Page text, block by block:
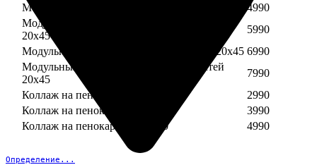
Определение...
Модульный пенокартон из пяти частей 20х45
4990
Модульный пенокартон из шести частей
20х45
5990
Модульный пенокартон из семи частей 20х45 6990
Модульный пенокартон из восьми частей
20х45
7990
Коллаж на пенокартоне 30х30
2990
Коллаж на пенокартоне 30х60
3990
Коллаж на пенокартоне 30х90
4990